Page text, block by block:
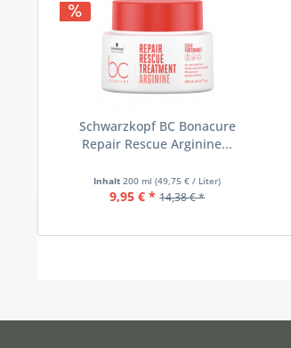
Schwarzkopf BC Bonacure
Repair Rescue Arginine...
Inhalt200 ml(49,75 € / Liter)
9,95 € * 14,38 € *